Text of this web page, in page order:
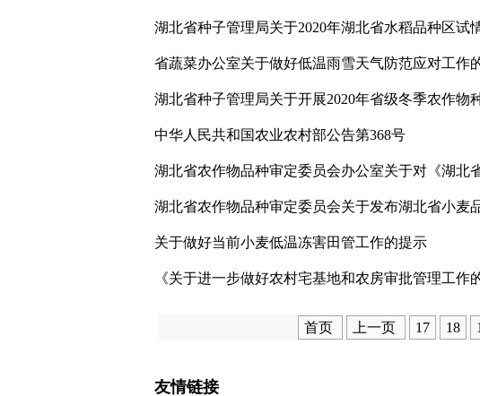
湖北省种子管理局关于2020年湖北省水稻品种区试
省蔬菜办公室关于做好低温雨雪天气防范应对工作
湖北省种子管理局关于开展2020年省级冬季农作物
中华人民共和国农业农村部公告第368号
湖北省农作物品种审定委员会办公室关于对《湖北
湖北省农作物品种审定委员会关于发布湖北省小麦
关于做好当前小麦低温冻害田管工作的提示
《关于进一步做好农村宅基地和农房审批管理工作
首页 上一页 17 18
友情链接